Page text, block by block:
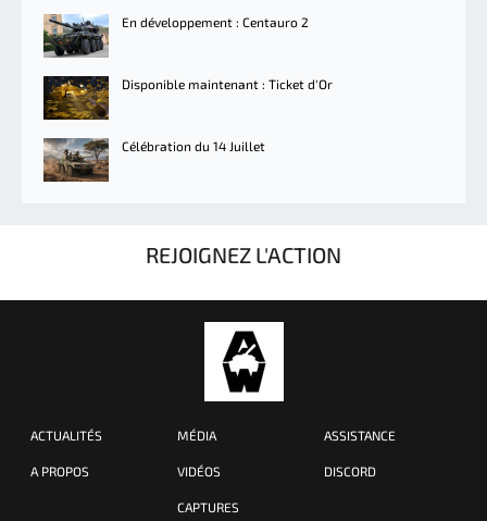
En développement : Centauro 2
Disponible maintenant : Ticket d'Or
Célébration du 14 Juillet
REJOIGNEZ L'ACTION
ACTUALITÉS
A PROPOS
MÉDIA
VIDÉOS
CAPTURES
ASSISTANCE
DISCORD